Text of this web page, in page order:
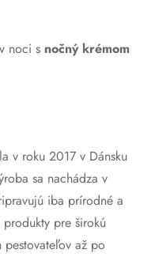
noci s nočný krémom
v roku 2017 v Dánsku
sa nachádza v
iba prírodné a
pre širokú
až po